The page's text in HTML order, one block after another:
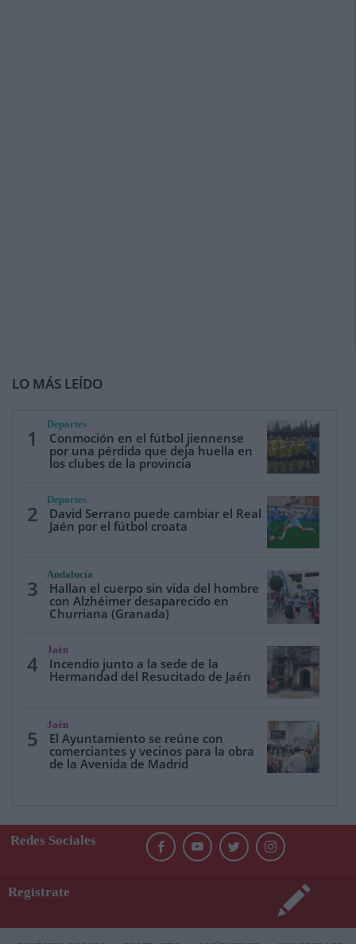
LO MÁS LEÍDO
1
Deportes
Conmoción en el fútbol jiennense
por una pérdida que deja huella en
los clubes de la provincia
2
Deportes
David Serrano puede cambiar el Real
Jaén por el fútbol croata
3
Andalucía
Hallan el cuerpo sin vida del hombre
con Alzhéimer desaparecido en
Churriana (Granada)
4
Jaén
Incendio junto a la sede de la
Hermandad del Resucitado de Jaén
5
Jaén
El Ayuntamiento se reúne con
comerciantes y vecinos para la obra
de la Avenida de Madrid
Redes Sociales
Regístrate